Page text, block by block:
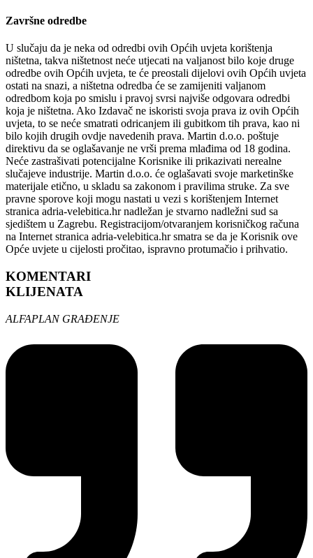
Završne odredbe
U slučaju da je neka od odredbi ovih Općih uvjeta korištenja
ništetna, takva ništetnost neće utjecati na valjanost bilo koje druge
odredbe ovih Općih uvjeta, te će preostali dijelovi ovih Općih uvjeta
ostati na snazi, a ništetna odredba će se zamijeniti valjanom
odredbom koja po smislu i pravoj svrsi najviše odgovara odredbi
koja je ništetna. Ako Izdavač ne iskoristi svoja prava iz ovih Općih
uvjeta, to se neće smatrati odricanjem ili gubitkom tih prava, kao ni
bilo kojih drugih ovdje navedenih prava. Martin d.o.o. poštuje
direktivu da se oglašavanje ne vrši prema mlađima od 18 godina.
Neće zastrašivati potencijalne Korisnike ili prikazivati nerealne
slučajeve industrije. Martin d.o.o. će oglašavati svoje marketinške
materijale etično, u skladu sa zakonom i pravilima struke. Za sve
pravne sporove koji mogu nastati u vezi s korištenjem Internet
stranica adria-velebitica.hr nadležan je stvarno nadležni sud sa
sjedištem u Zagrebu. Registracijom/otvaranjem korisničkog računa
na Internet stranica adria-velebitica.hr smatra se da je Korisnik ove
Opće uvjete u cijelosti pročitao, ispravno protumačio i prihvatio.
KOMENTARI
KLIJENATA
ALFAPLAN GRAĐENJE